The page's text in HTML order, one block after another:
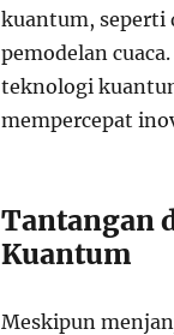
kuantum, seperti
pemodelan
teknologi
mempercepat
Tantangan
Kuantum
Meskipun